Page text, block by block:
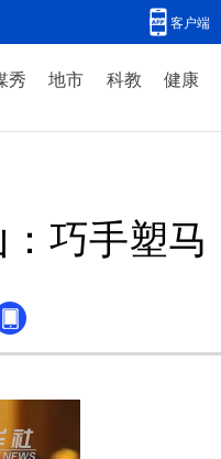
客户端
秀 地市 科教 健康
巧手塑马